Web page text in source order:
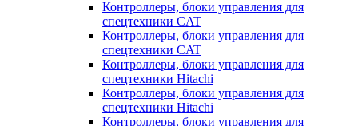
Контроллеры, блоки управления для
спецтехники CAT
Контроллеры, блоки управления для
спецтехники CAT
Контроллеры, блоки управления для
спецтехники Hitachi
Контроллеры, блоки управления для
спецтехники Hitachi
Контроллеры, блоки управления для